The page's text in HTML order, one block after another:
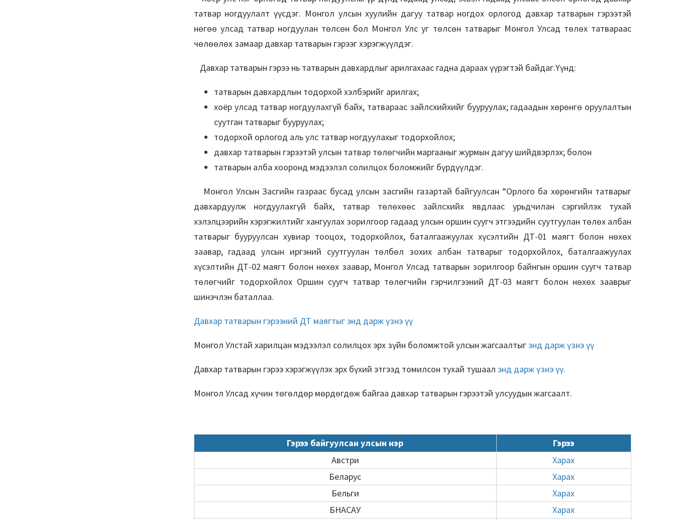
татвар ногдуулалт үүсдэг. Монгол улсын хуулийн дагуу татвар ногдох орлогод давхар татварын гэрээтэй
нөгөө улсад татвар ногдуулан төлсөн бол Монгол Улс уг төлсөн татварыг Монгол Улсад төлөх татвараас
чөлөөлөх замаар давхар татварын гэрээг хэрэгжүүлдэг.
Давхар татварын гэрээ нь татварын давхардлыг арилгахаас гадна дараах үүрэгтэй байдаг.Үүнд:
татварын давхардлын тодорхой хэлбэрийг арилгах;
хоёр улсад татвар ногдуулахгүй байх, татвараас зайлсхийхийг бууруулах; гадаадын хөрөнгө оруулалтын
суутган татварыг бууруулах;
тодорхой орлогод аль улс татвар ногдуулахыг тодорхойлох;
давхар татварын гэрээтэй улсын татвар төлөгчийн маргааныг журмын дагуу шийдвэрлэх; болон
татварын алба хооронд мэдээлэл солилцох боломжийг бүрдүүлдэг.
Монгол Улсын Засгийн газраас бусад улсын засгийн газартай байгуулсан “Орлого ба хөрөнгийн татварыг
давхардуулж ногдуулахгүй байх, татвар төлөхөөс зайлсхийх явдлаас урьдчилан сэргийлэх тухай
хэлэлцээрийн хэрэгжилтийг хангуулах зорилгоор гадаад улсын оршин суугч этгээдийн суутгуулан төлөх албан
татварыг бууруулсан хувиар тооцох, тодорхойлох, баталгаажуулах хүсэлтийн ДТ-01 маягт болон нөхөх
заавар, гадаад улсын иргэний суутгуулан төлбөл зохих албан татварыг тодорхойлох, баталгаажуулах
хүсэлтийн ДТ-02 маягт болон нөхөх заавар, Монгол Улсад татварын зорилгоор байнгын оршин суугч татвар
төлөгчийг тодорхойлох Оршин суугч татвар төлөгчийн гэрчилгээний ДТ-03 маягт болон нөхөх зааврыг
шинэчлэн баталлаа.
Давхар татварын гэрээний ДТ маягтыг энд дарж үзнэ үү
Монгол Улстай харилцан мэдээлэл солилцох эрх зүйн боломжтой улсын жагсаалтыгэнд дарж үзнэ үү
Давхар татварын гэрээ хэрэгжүүлэх эрх бүхий этгээд томилсон тухай тушаал энд дарж үзнэ үү.
Монгол Улсад хүчин төгөлдөр мөрдөгдөж байгаа давхар татварын гэрээтэй улсуудын жагсаалт.
Гэрээ байгуулсан улсын нэр
Гэрээ
Австри
Харах
Беларус
Харах
Бельги
Харах
БНАСАУ
Харах